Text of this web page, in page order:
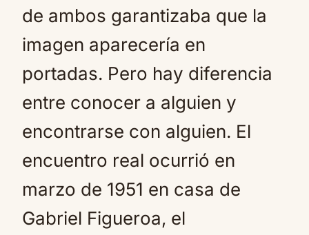
de ambos garantizaba que la
imagen aparecería en
portadas. Pero hay diferencia
entre conocer a alguien y
encontrarse con alguien. El
encuentro real ocurrió en
marzo de 1951 en casa de
Gabriel Figueroa, el